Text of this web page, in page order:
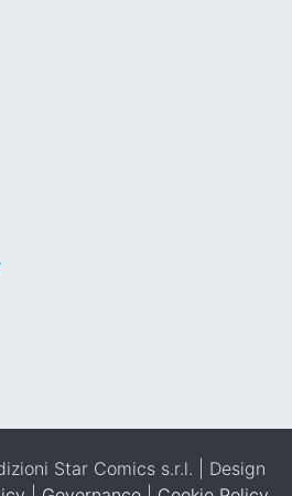
Star Comics s.r.l. | Design